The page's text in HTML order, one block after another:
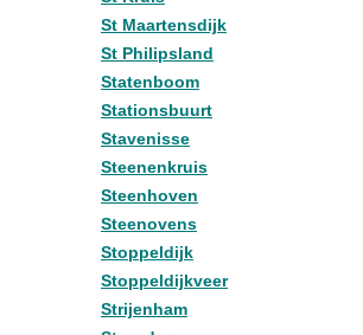
St Maartensdijk
St Philipsland
Statenboom
Stationsbuurt
Stavenisse
Steenenkruis
Steenhoven
Steenovens
Stoppeldijk
Stoppeldijkveer
Strijenham